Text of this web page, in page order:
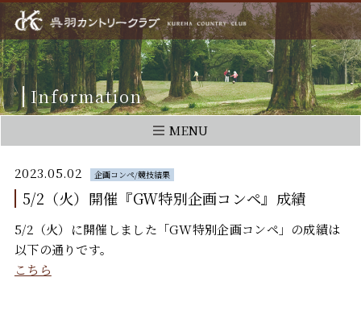
Information
MENU
2023.05.02 企画コンペ/競技結果
5/2（火）開催『GW特別企画コンペ』成績
5/2（火）に開催しました「GW特別企画コンペ」の成績は
以下の通りです。
こちら